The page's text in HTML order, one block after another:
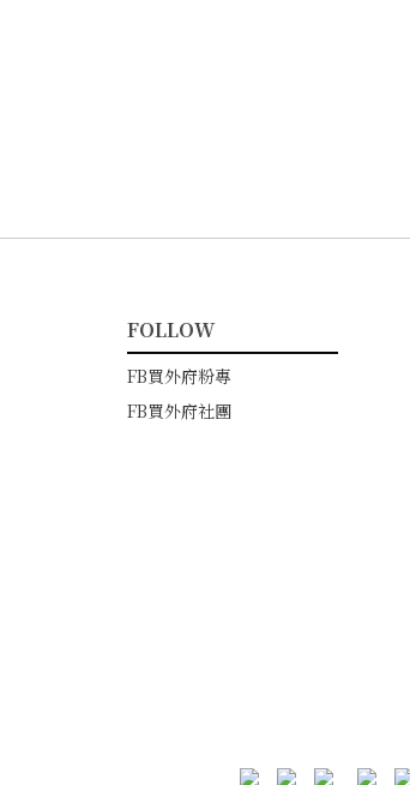
FOLLOW
━━━━━━━━━━━
FB買外府粉專
FB買外府社團